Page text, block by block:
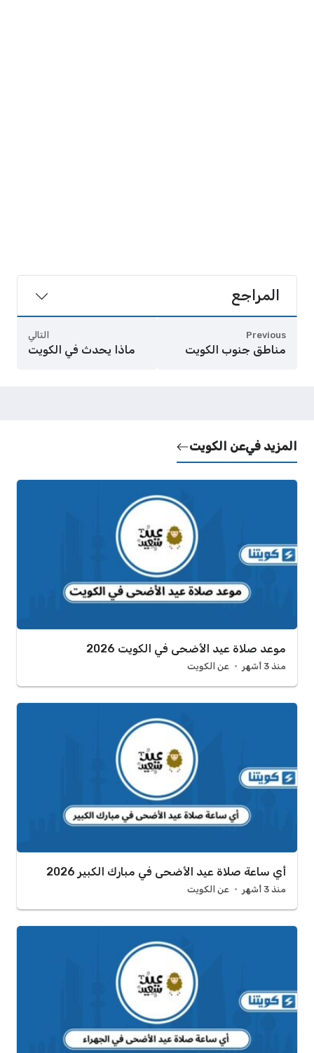
المراجع
Previous
مناطق جنوب الكويت
التالي
ماذا يحدث في الكويت
المزيد فيعن الكويت
موعد صلاة عيد الأضحى في الكويت 2026
منذ 3 أشهر عن الكويت
أي ساعة صلاة عيد الأضحى في مبارك الكبير 2026
منذ 3 أشهر عن الكويت